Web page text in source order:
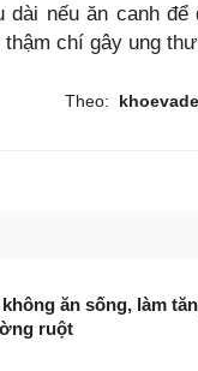
nếu ăn canh để
chí gây ung
Theo:
ăn sống, làm
ruột